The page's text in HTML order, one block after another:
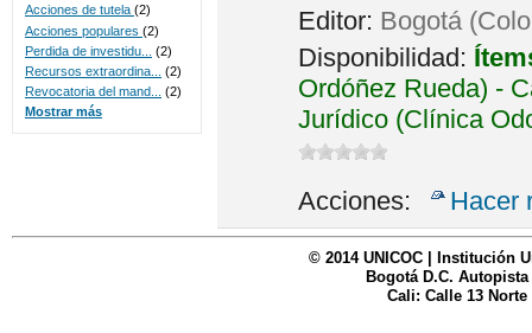
Editor: Bogotá
Disponibilidad:
Ordóñez Rueda) -
Jurídico (Clínica
Acciones: Hacer
Acciones de tutela (2)
Acciones populares (2)
Perdida de investidu...
(2)
Recursos extraordina...
(2)
Revocatoria del mand...
(2)
Mostrar más
© 2014 UNICOC | Institución
Bogotá D.C. Autopista
Cali: Calle 13 Norte